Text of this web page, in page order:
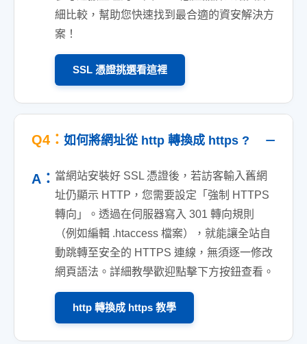
細比較，幫助您快速找到最合適的資安解決方
案！
SSL 憑證挑選看這裡
Q4： 如何將網址從 http 轉換成 https ?
A： 當網站安裝好 SSL 憑證後，若訪客輸入舊網
址仍顯示 HTTP，您需要設定「強制 HTTPS
轉向」。透過在伺服器寫入 301 轉向規則
（例如編輯 .htaccess 檔案），就能讓全站自
動跳轉至安全的 HTTPS 連線，無須逐一修改
網頁語法。詳細教學歡迎點擊下方按鈕查看。
http 轉換成 https 教學